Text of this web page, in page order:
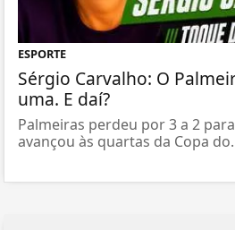
ESPORTE
Sérgio Carvalho: O
uma. E daí?
Palmeiras perdeu por 3 a 2
avançou às quartas da Copa